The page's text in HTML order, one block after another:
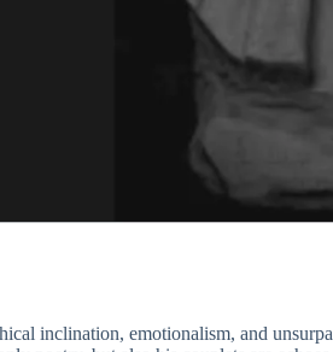
inclination, emotionalism, and